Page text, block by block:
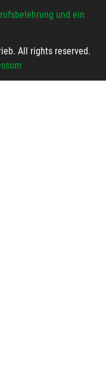
und ein
All rights reserved.